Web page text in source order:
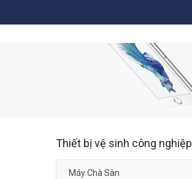
Thiết bị vệ sinh công nghiệp
Máy Chà Sàn